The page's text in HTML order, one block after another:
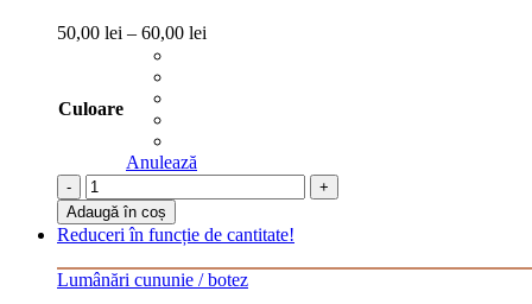
50,00 lei – 60,00 lei
Culoare
Anulează
-
+
Adaugă în coș
Reduceri în funcție de cantitate!
Lumânări cununie / botez